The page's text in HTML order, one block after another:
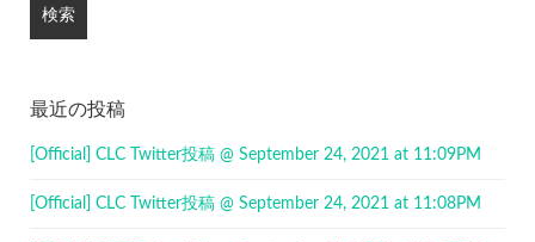
最近の投稿
[Official] CLC Twitter投稿 @ September 24, 2021 at 11:09PM
[Official] CLC Twitter投稿 @ September 24, 2021 at 11:08PM